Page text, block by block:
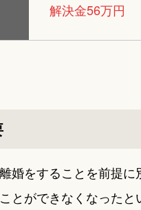
解決金56万円
婚をすることを前提
とができなくなった